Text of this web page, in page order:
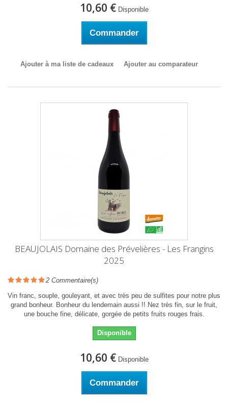
10,60 € Disponible
Commander
Ajouter à ma liste de cadeaux Ajouter au comparateur
BEAUJOLAIS Domaine des Prévelières - Les Frangins
2025
2 Commentaire(s)
Vin franc, souple, gouleyant, et avec très peu de sulfites pour notre plus
grand bonheur. Bonheur du lendemain aussi !! Nez très fin, sur le fruit,
une bouche fine, délicate, gorgée de petits fruits rouges frais.
Disponible
10,60 € Disponible
Commander